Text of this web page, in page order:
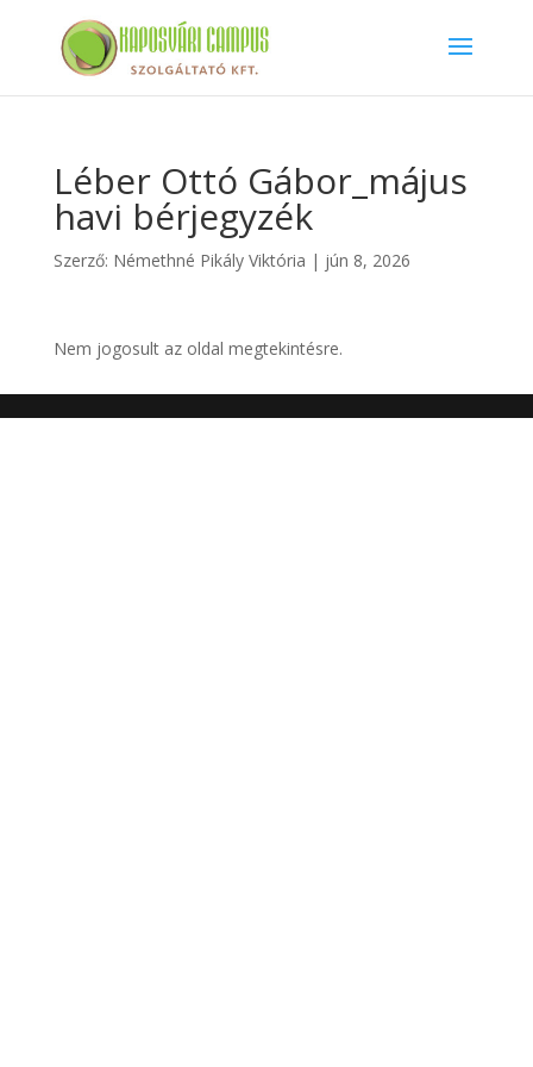
Léber Ottó Gábor_május
havi bérjegyzék
Szerző: Némethné Pikály Viktória | jún 8, 2026
Nem jogosult az oldal megtekintésre.